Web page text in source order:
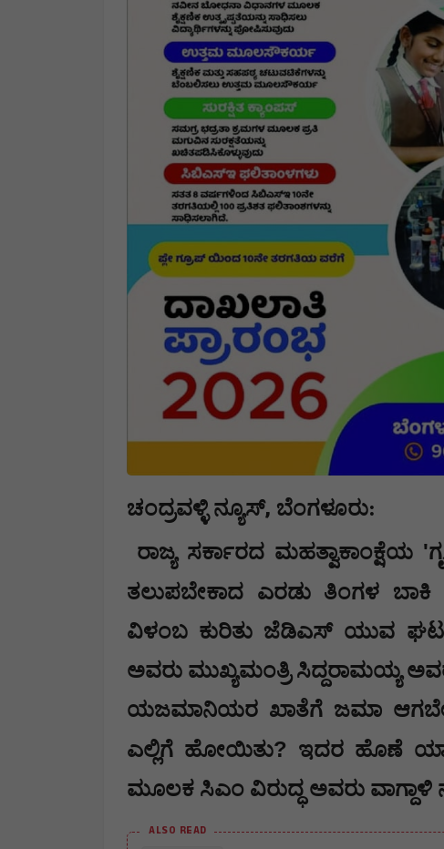
ಚಂದ್ರವಳ್ಳಿ ನ್ಯೂಸ್, ಬೆಂಗಳೂರು:
ರಾಜ್ಯ ಸರ್ಕಾರದ ಮಹತ್ವಾಕಾಂಕ್ಷೆಯ '
ತಲುಪಬೇಕಾದ ಎರಡು ತಿಂಗಳ ಬಾಕಿ
ವಿಳಂಬ ಕುರಿತು ಜೆಡಿಎಸ್ ಯುವ
ಅವರು ಮುಖ್ಯಮಂತ್ರಿ ಸಿದ್ದರಾಮಯ್ಯ
​ಯಜಮಾನಿಯರ ಖಾತೆಗೆ ಜಮಾ
ಎಲ್ಲಿಗೆ ಹೋಯಿತು? ಇದರ ಹೊಣೆ
ಮೂಲಕ ಸಿಎಂ ವಿರುದ್ಧ ಅವರು ವಾಗ್ದಾಳಿ
ALSO READ